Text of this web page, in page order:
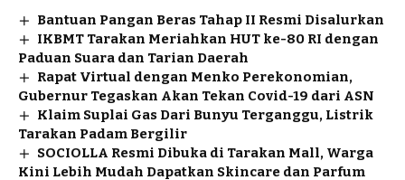
Bantuan Pangan Beras Tahap II Resmi Disalurkan
IKBMT Tarakan Meriahkan HUT ke-80 RI dengan
Paduan Suara dan Tarian Daerah
Rapat Virtual dengan Menko Perekonomian,
Gubernur Tegaskan Akan Tekan Covid-19 dari ASN
Klaim Suplai Gas Dari Bunyu Terganggu, Listrik
Tarakan Padam Bergilir
SOCIOLLA Resmi Dibuka di Tarakan Mall, Warga
Kini Lebih Mudah Dapatkan Skincare dan Parfum